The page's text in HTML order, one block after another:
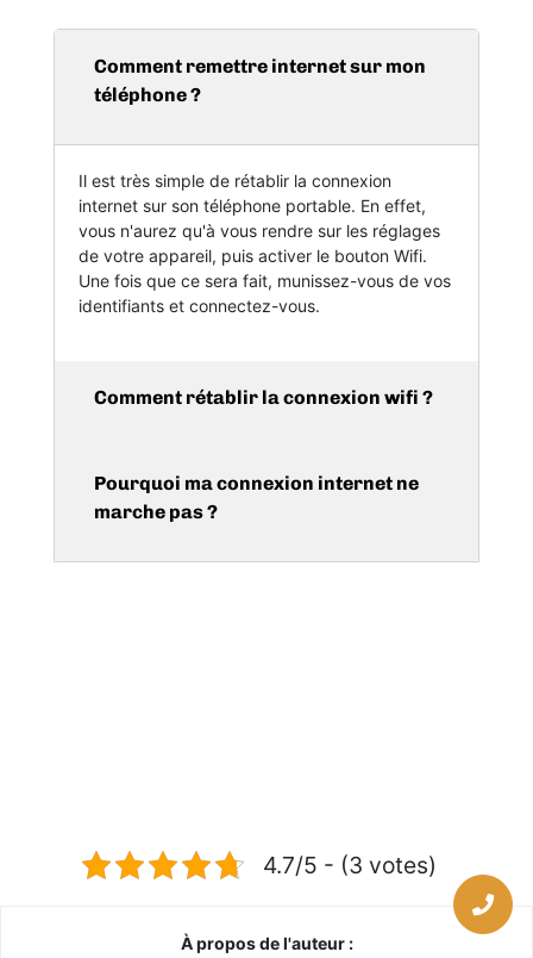
Comment remettre internet sur mon
téléphone ?
Il est très simple de rétablir la connexion
internet sur son téléphone portable. En effet,
vous n'aurez qu'à vous rendre sur les réglages
de votre appareil, puis activer le bouton Wifi.
Une fois que ce sera fait, munissez-vous de vos
identifiants et connectez-vous.
Comment rétablir la connexion wifi ?
Pourquoi ma connexion internet ne
marche pas ?
4.7/5 - (3 votes)
À propos de l'auteur :